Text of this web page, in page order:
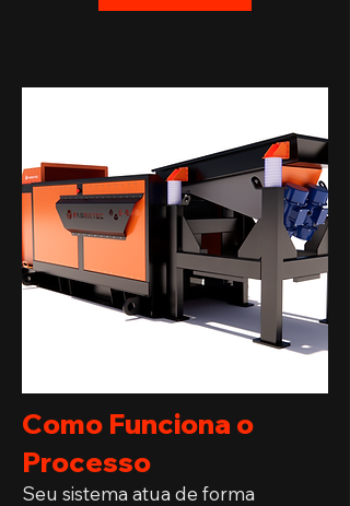
Como Funciona o
Processo
Seu sistema atua de forma